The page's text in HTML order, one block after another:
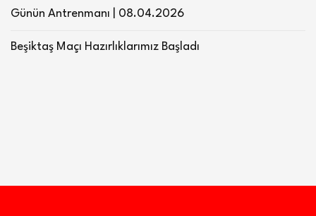
Günün Antrenmanı | 08.04.2026
Beşiktaş Maçı Hazırlıklarımız Başladı